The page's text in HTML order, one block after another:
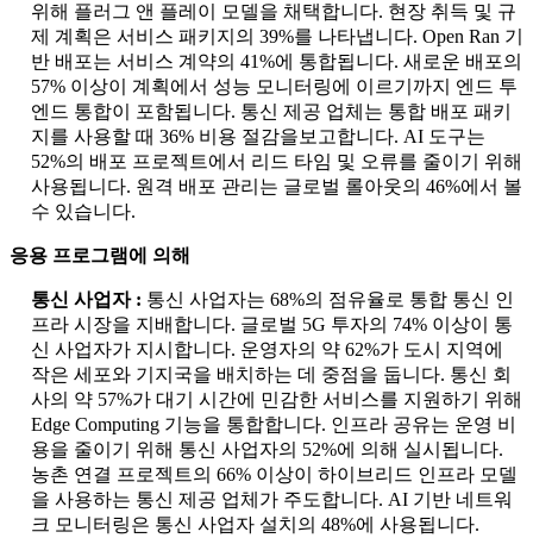
위해 플러그 앤 플레이 모델을 채택합니다. 현장 취득 및 규
제 계획은 서비스 패키지의 39%를 나타냅니다. Open Ran 기
반 배포는 서비스 계약의 41%에 통합됩니다. 새로운 배포의
57% 이상이 계획에서 성능 모니터링에 이르기까지 엔드 투
엔드 통합이 포함됩니다. 통신 제공 업체는 통합 배포 패키
지를 사용할 때 36% 비용 절감을보고합니다. AI 도구는
52%의 배포 프로젝트에서 리드 타임 및 오류를 줄이기 위해
사용됩니다. 원격 배포 관리는 글로벌 롤아웃의 46%에서 볼
수 있습니다.
응용 프로그램에 의해
통신 사업자 : 통신 사업자는 68%의 점유율로 통합 통신 인
프라 시장을 지배합니다. 글로벌 5G 투자의 74% 이상이 통
신 사업자가 지시합니다. 운영자의 약 62%가 도시 지역에
작은 세포와 기지국을 배치하는 데 중점을 둡니다. 통신 회
사의 약 57%가 대기 시간에 민감한 서비스를 지원하기 위해
Edge Computing 기능을 통합합니다. 인프라 공유는 운영 비
용을 줄이기 위해 통신 사업자의 52%에 의해 실시됩니다.
농촌 연결 프로젝트의 66% 이상이 하이브리드 인프라 모델
을 사용하는 통신 제공 업체가 주도합니다. AI 기반 네트워
크 모니터링은 통신 사업자 설치의 48%에 사용됩니다.